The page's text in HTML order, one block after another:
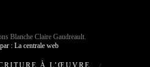
Blanche Claire Gaudreault.
: La centrale web
À L’ŒUVRE